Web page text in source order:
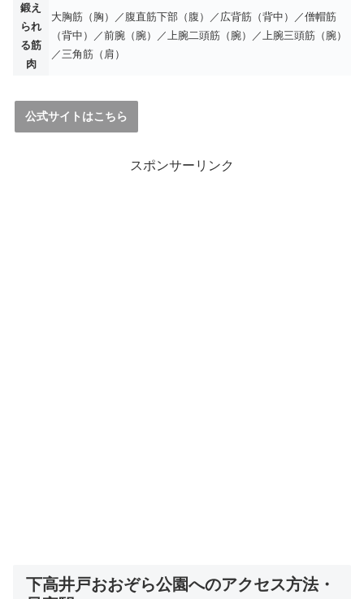
鍛え
られ
る筋
肉
大胸筋（胸）／腹直筋下部（腹）／広背筋（背中）／僧帽筋
（背中）／前腕（腕）／上腕二頭筋（腕）／上腕三頭筋（腕）
／三角筋（肩）
公式サイトはこちら
スポンサーリンク
下高井戸おおぞら公園へのアクセス方法・